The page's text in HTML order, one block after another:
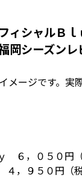
ィシャルＢ
岡シーズンレ
メージです。実
６，０５０円（
９５０円（税